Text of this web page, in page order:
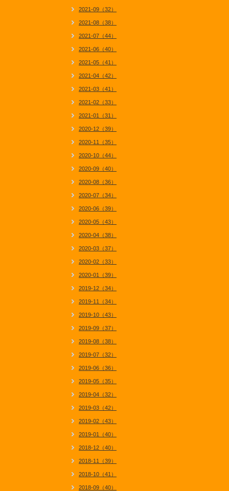
2021-09（32）
2021-08（38）
2021-07（44）
2021-06（40）
2021-05（41）
2021-04（42）
2021-03（41）
2021-02（33）
2021-01（31）
2020-12（39）
2020-11（35）
2020-10（44）
2020-09（40）
2020-08（36）
2020-07（34）
2020-06（39）
2020-05（43）
2020-04（38）
2020-03（37）
2020-02（33）
2020-01（39）
2019-12（34）
2019-11（34）
2019-10（43）
2019-09（37）
2019-08（38）
2019-07（32）
2019-06（36）
2019-05（35）
2019-04（32）
2019-03（42）
2019-02（43）
2019-01（40）
2018-12（40）
2018-11（39）
2018-10（41）
2018-09（40）